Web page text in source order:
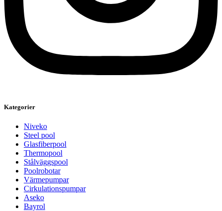
Kategorier
Niveko
Steel pool
Glasfiberpool
Thermopool
Stålväggspool
Poolrobotar
Värmepumpar
Cirkulationspumpar
Aseko
Bayrol